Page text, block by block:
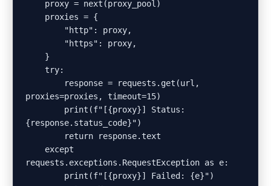
proxies=proxies, timeout=15)
{response.status_code}")
requests.exceptions.RequestException as e: